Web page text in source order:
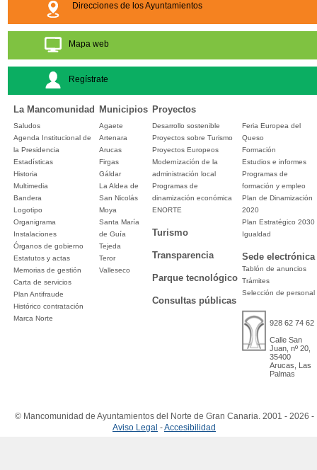
Direcciones de los Ayuntamientos
Mapa web
Regístrate
La Mancomunidad Municipios Proyectos
Saludos
Agenda Institucional de
la Presidencia
Estadísticas
Historia
Multimedia
Bandera
Logotipo
Organigrama
Instalaciones
Órganos de gobierno
Estatutos y actas
Memorias de gestión
Carta de servicios
Plan Antifraude
Histórico contratación
Marca Norte
Agaete
Artenara
Arucas
Firgas
Gáldar
La Aldea de
San Nicolás
Moya
Santa María
de Guía
Tejeda
Teror
Valleseco
Desarrollo sostenible
Proyectos sobre Turismo
Proyectos Europeos
Modernización de la
administración local
Programas de
dinamización económica
ENORTE
Turismo
Transparencia
Parque tecnológico
Consultas públicas
Feria Europea del
Queso
Formación
Estudios e informes
Programas de
formación y empleo
Plan de Dinamización
2020
Plan Estratégico 2030
Igualdad
Sede electrónica
Tablón de anuncios
Trámites
Selección de personal
928 62 74 62
Calle San
Juan, nº 20,
35400
Arucas, Las
Palmas
© Mancomunidad de Ayuntamientos del Norte de Gran Canaria. 2001 - 2026 -
Aviso Legal -Accesibilidad